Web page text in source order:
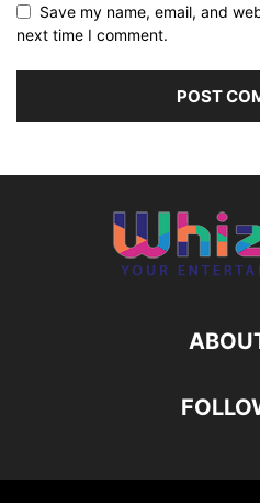
Save my name, email, and
next time I comment.